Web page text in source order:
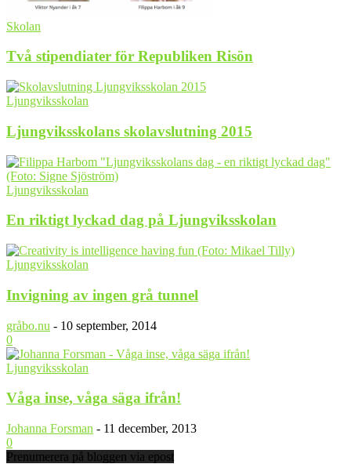
Skolan
Två stipendiater för Republiken Risön
Ljungviksskolan
Ljungviksskolans skolavslutning 2015
Ljungviksskolan
En riktigt lyckad dag på Ljungviksskolan
Ljungviksskolan
Invigning av ingen grå tunnel
gråbo.nu - 10 september, 2014
0
Ljungviksskolan
Våga inse, våga säga ifrån!
Johanna Forsman - 11 december, 2013
0
Prenumerera på bloggen via epost